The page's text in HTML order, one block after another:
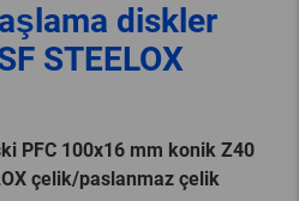
diskler
STEELOX
PFC 100x16 mm konik Z40
çelik/paslanmaz çelik